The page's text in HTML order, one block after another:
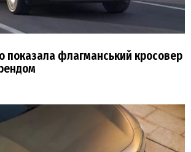
показала флагманський кросовер